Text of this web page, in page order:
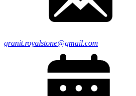
granit.royalstone@gmail.com